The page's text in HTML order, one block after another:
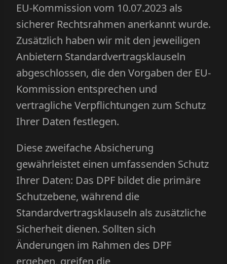
EU-Kommission vom 10.07.2023 als
sicherer Rechtsrahmen anerkannt wurde.
Zusätzlich haben wir mit den jeweiligen
Anbietern Standardvertragsklauseln
abgeschlossen, die den Vorgaben der EU-
Kommission entsprechen und
vertragliche Verpflichtungen zum Schutz
Ihrer Daten festlegen.
Diese zweifache Absicherung
gewährleistet einen umfassenden Schutz
Ihrer Daten: Das DPF bildet die primäre
Schutzebene, während die
Standardvertragsklauseln als zusätzliche
Sicherheit dienen. Sollten sich
Änderungen im Rahmen des DPF